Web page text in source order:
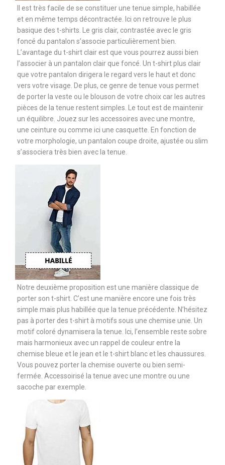
Il est très facile de se constituer une tenue simple, habillée
et en même temps décontractée. Ici on retrouve le plus
basique des t-shirts. Le gris clair, contrastée avec le gris
foncé du pantalon s’associe particulièrement bien.
L’avantage du t-shirt clair est que vous pourrez aussi bien
l’associer à un pantalon clair que foncé. Un t-shirt plus clair
que votre pantalon dirigera le regard vers le haut et donc
vers votre visage. De plus, ce genre de tenue vous permet
de porter la veste ou le blouson de votre choix car les autres
pièces de la tenue restent simples. Le tout est de maintenir
un équilibre. Jouez sur les accessoires avec une montre,
une ceinture ou comme ici une casquette. En fonction de
votre morphologie, un pantalon coupe droite, ajustée ou slim
s’associera très bien avec la tenue.
Notre deuxième proposition est une manière classique de
porter son t-shirt. C’est une manière encore une fois très
simple mais plus habillée que la tenue précédente. N’hésitez
pas à porter des t-shirt à motifs sous une chemise unie. Un
motif coloré dynamisera la tenue. Ici, l’ensemble reste sobre
mais harmonieux avec un rappel de couleur entre la
chemise bleue et le jean et le t-shirt blanc et les chaussures.
Vous pouvez porter la chemise ouverte ou bien semi-
fermée. Accessoirisé la tenue avec une montre ou une
sacoche par exemple.